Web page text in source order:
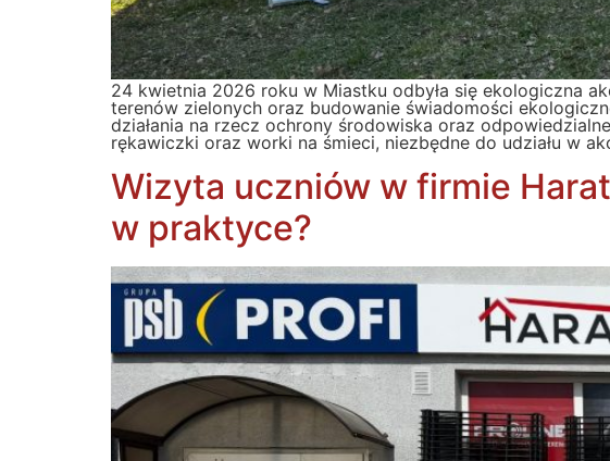
24 kwietnia 2026 roku w Miastku odbyła się ekologiczna
terenów zielonych oraz budowanie świadomości
działania na rzecz ochrony środowiska oraz
rękawiczki oraz worki na śmieci, niezbędne do udziału w
Wizyta uczniów w firmie
w praktyce?